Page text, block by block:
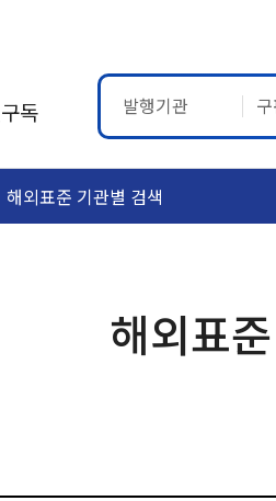
독 발행기관
해외표준 기관별 검색
해외표